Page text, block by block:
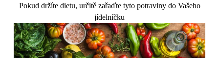
Pokud držíte dietu, určitě zařaďte tyto potraviny do Vašeho
jídelníčku